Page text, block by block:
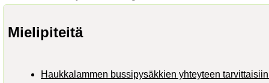
Mielipiteitä
Haukkalammen bussipysäkkien yhteyteen